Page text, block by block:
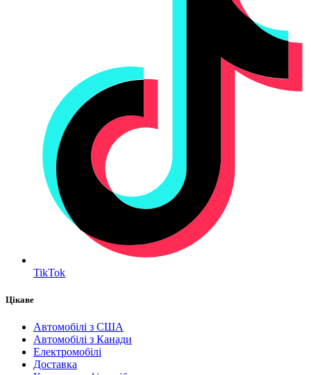
TikTok
Цікаве
Автомобілі з США
Автомобілі з Канади
Електромобілі
Доставка